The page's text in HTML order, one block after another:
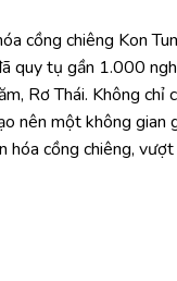
cồng chiêng Kon
quy tụ gần 1.000
Rơ Thái. Không chỉ
nên một không gian
cồng chiêng,